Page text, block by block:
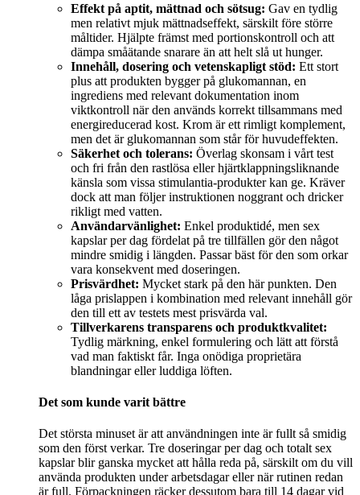
Effekt på aptit, mättnad och sötsug: Gav en tydlig
men relativt mjuk mättnadseffekt, särskilt före större
måltider. Hjälpte främst med portionskontroll och att
dämpa småätande snarare än att helt slå ut hunger.
Innehåll, dosering och vetenskapligt stöd: Ett stort
plus att produkten bygger på glukomannan, en
ingrediens med relevant dokumentation inom
viktkontroll när den används korrekt tillsammans med
energireducerad kost. Krom är ett rimligt komplement,
men det är glukomannan som står för huvudeffekten.
Säkerhet och tolerans: Överlag skonsam i vårt test
och fri från den rastlösa eller hjärtklappningsliknande
känsla som vissa stimulantia-produkter kan ge. Kräver
dock att man följer instruktionen noggrant och dricker
rikligt med vatten.
Användarvänlighet: Enkel produktidé, men sex
kapslar per dag fördelat på tre tillfällen gör den något
mindre smidig i längden. Passar bäst för den som orkar
vara konsekvent med doseringen.
Prisvärdhet: Mycket stark på den här punkten. Den
låga prislappen i kombination med relevant innehåll gör
den till ett av testets mest prisvärda val.
Tillverkarens transparens och produktkvalitet:
Tydlig märkning, enkel formulering och lätt att förstå
vad man faktiskt får. Inga onödiga proprietära
blandningar eller luddiga löften.
Det som kunde varit bättre
Det största minuset är att användningen inte är fullt så smidig
som den först verkar. Tre doseringar per dag och totalt sex
kapslar blir ganska mycket att hålla reda på, särskilt om du vill
använda produkten under arbetsdagar eller när rutinen redan
är full. Förpackningen räcker dessutom bara till 14 dagar vid